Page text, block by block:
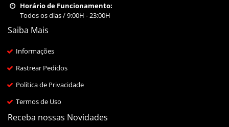
Horário de Funcionamento:
Todos os dias / 9:00H - 23:00H
Saiba Mais
Informações
Rastrear Pedidos
Política de Privacidade
Termos de Uso
Receba nossas Novidades